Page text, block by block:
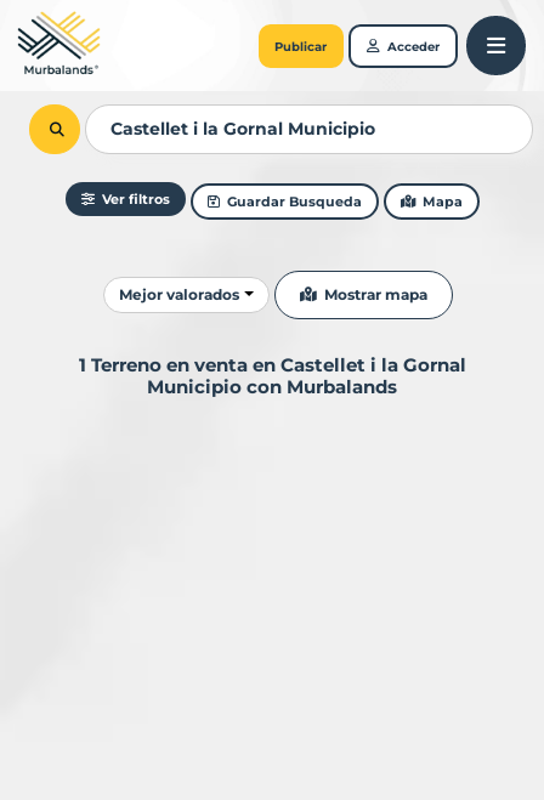
Publicar Acceder
Ver filtros Guardar Busqueda Mapa
Ordenar resultados
Mejor valorados Mostrar mapa
1 Terreno en venta en Castellet i la Gornal
Municipio con Murbalands